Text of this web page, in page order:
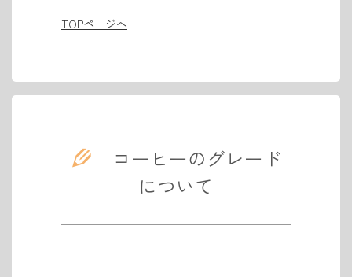
TOPページへ
コーヒーのグレード
について